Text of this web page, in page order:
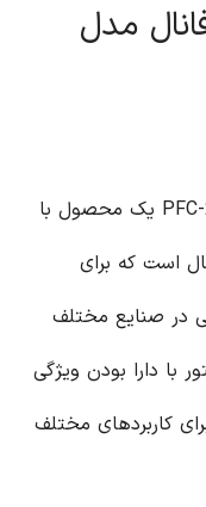
مدل
کنتاکتور سه پل پارس فانال مدل PFC-220 یک محصول با
است که برای
در صنایع مختلف
با دارا بودن ویژگی
کاربردهای مختلف